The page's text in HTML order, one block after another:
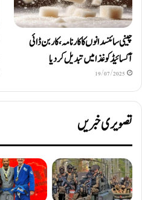
چینی سائنسدانوں کا کارنامہ، کاربن ڈائی
آکسائیڈ کو غذا میں تبدیل کردیا
19/07/2025
تصویری خبریں